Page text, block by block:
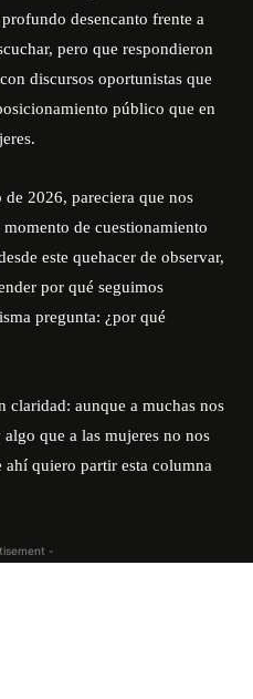
desencanto frente a
pero que respondieron
discursos oportunistas que
público que en
2026, pareciera que nos
de cuestionamiento
este quehacer de observar,
por qué seguimos
pregunta: ¿por qué
claridad: aunque a muchas nos
que a las mujeres no nos
ahí quiero partir esta columna
-